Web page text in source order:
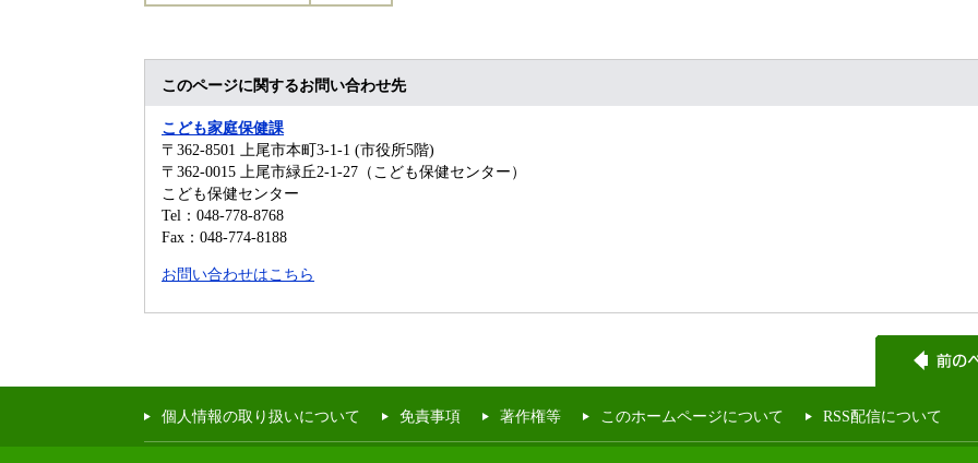
このページに関するお問い合わせ先
こども家庭保健課
〒362-8501
上尾市本町3-1-1 (市役所5階)
〒362-0015 上尾市緑丘2-1-27（こども保健センター）
こども保健センター
Tel：048-778-8768
Fax：048-774-8188
お問い合わせはこちら
個人情報の取り扱いについて 免責事項 著作権等 このホームページについて RSS配信について